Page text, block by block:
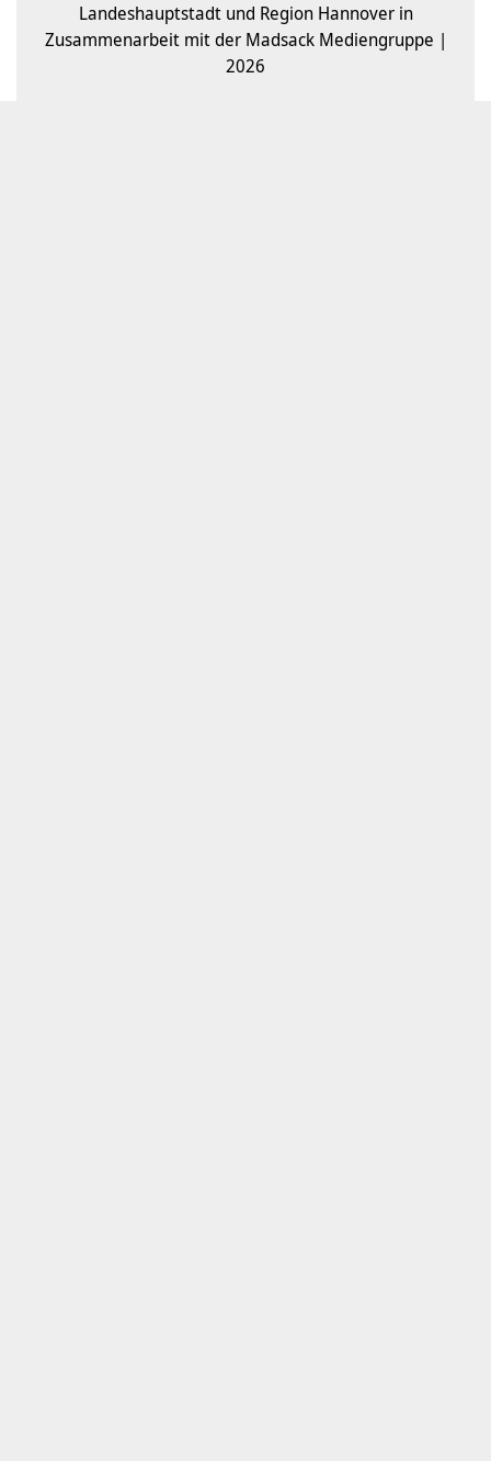
Landeshauptstadt und Region Hannover in
Zusammenarbeit mit der Madsack Mediengruppe |
2026